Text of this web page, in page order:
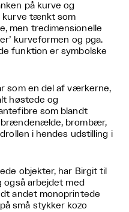
på kurve og
kurve tænkt som
men tredimensionelle
kurveformen og pga.
funktion er symbolske
som en del af værkerne,
høstede og
som blandt
brombær,
i hendes udstilling i
objekter, har Birgit til
også arbejdet med
andet monoprintede
små stykker kozo